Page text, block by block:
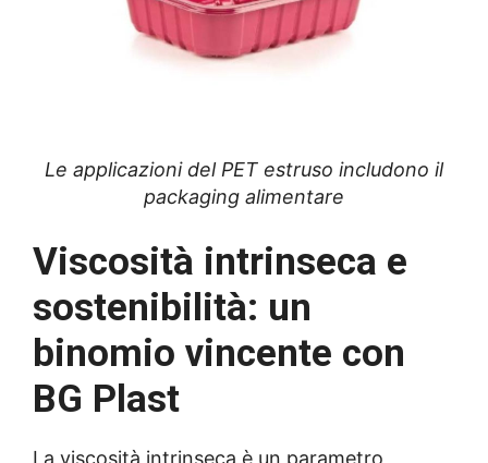
Le applicazioni del PET estruso includono il
packaging alimentare
Viscosità intrinseca e
sostenibilità: un
binomio vincente con
BG Plast
La viscosità intrinseca è un parametro